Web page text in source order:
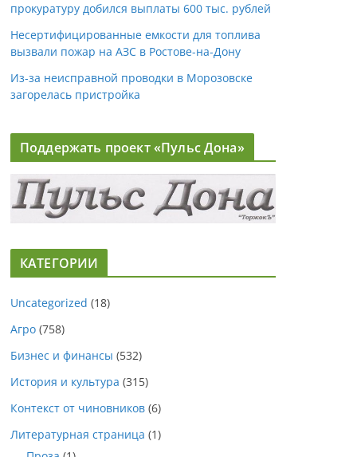
прокуратуру добился выплаты 600 тыс. рублей
Несертифицированные емкости для топлива
вызвали пожар на АЗС в Ростове-на-Дону
Из-за неисправной проводки в Морозовске
загорелась пристройка
Поддержать проект «Пульс Дона»
КАТЕГОРИИ
Uncategorized (18)
Агро (758)
Бизнес и финансы (532)
История и культура (315)
Контекст от чиновников (6)
Литературная страница (1)